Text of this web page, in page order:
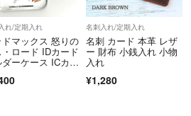
れ/定期入れ
ドマックス 怒りの
ロード IDカード
ーケース ICカー
名刺入れ/定期入れ
名刺 カード 本革 レザ
ー 財布 小銭入れ 小物
入れ
¥1,280